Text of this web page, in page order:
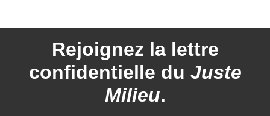
Rejoignez la lettre
confidentielle du Juste
Milieu.